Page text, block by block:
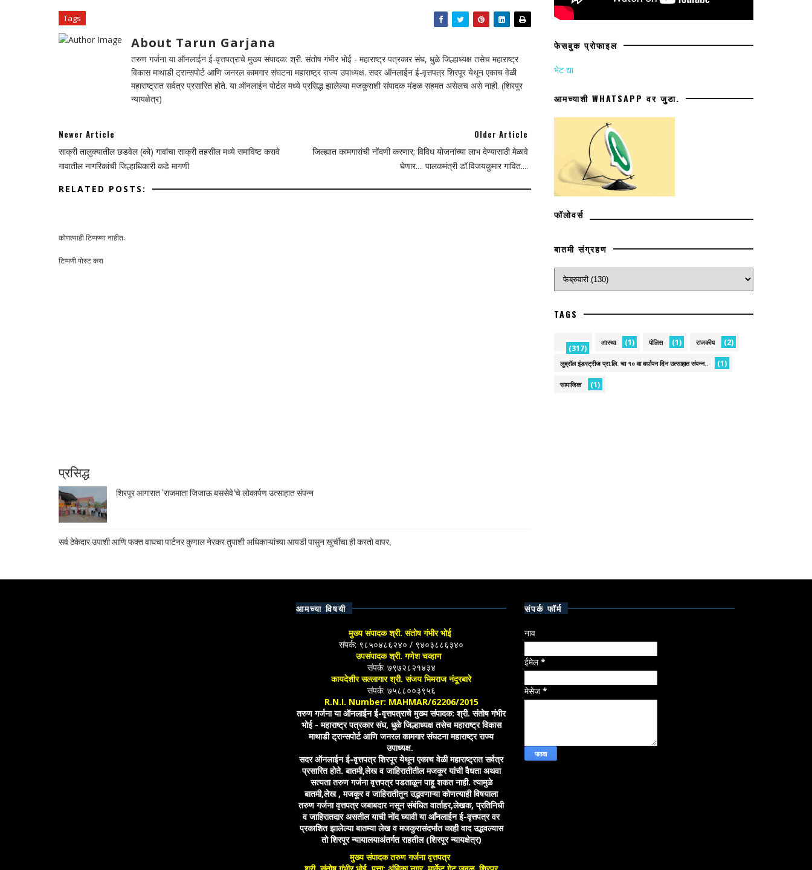
Tags
About Tarun Garjana
तरुण गर्जना या ऑनलाईन ई-वृत्तपत्राचे मुख्य संपादक: श्री. संतोष गंभीर भोई - महाराष्ट्र पत्रकार संघ, धुळे जिल्हाध्यक्ष तसेच महाराष्ट्र
विकास माथाडी ट्रान्सपोर्ट आणि जनरल कामगार संघटना महाराष्ट्र राज्य उपाध्यक्ष. सदर ऑनलाईन ई-वृत्तपत्र शिरपूर येथून एकाच वेळी
महाराष्ट्रात सर्वत्र प्रसारित होते. या ऑनलाईन पोर्टल मध्ये प्रसिद्ध झालेल्या मजकुराशी संपादक मंडळ सहमत असेलच असे नाही. (शिरपूर
न्यायक्षेत्र)
Newer Article
साक्री तालुक्यातील छडवेल (को) गावांचा साक्री तहसील मध्ये समाविष्ट करावे
गावातील नागरिकांची जिल्हाधिकारी कडे मागणी
Older Article
जिल्ह्यात कामगारांची नोंदणी करणार; विविध योजनांच्या लाभ देण्यासाठी मेळावे
घेणार.... पालकमंत्री डॉ.विजयकुमार गावित....
RELATED POSTS:
कोणत्याही टिप्पण्‍या नाहीत:
टिप्पणी पोस्ट करा
प्रसिद्ध
शिरपूर आगारात ‘राजमाता जिजाऊ बससेवे’चे लोकार्पण उत्साहात संपन्न
सर्व ठेकेदार उपाशी आणि फक्त वाघचा पार्टनर कुणाल नेरकर तुपाशी अधिकाऱ्यांच्या आयडी पासुन खुर्चीचा ही करतो वापर,
फेसबुक प्रोफाइल
भेट द्या
आमच्याशी WHATSAPP वर जुडा.
फॉलोवर्स
बातमी संग्रहण
TAGS
(317)
आस्था (1) पोलिस (1) राजकीय (2)
लुब्रॉल इंडस्ट्रीज प्रा.लि. चा १० वा वर्धापन दिन उत्साहात संपन्न.. (1)
सामाजिक (1)
आमच्या विषयी
मुख्य संपादक श्री. संतोष गंभीर भोई
संपर्क: ९८५०४८६२४० / ९४०३८८६३४०
उपसंपादक श्री. गणेश चव्हाण
संपर्क: ७९७२८२१४३४
कायदेशीर सल्लागार श्री. संजय भिमराज नंदूरबारे
संपर्क: ७५८८००३९५६
R.N.I. Number: MAHMAR/62206/2015
तरुण गर्जना या ऑनलाईन ई-वृत्तपत्राचे मुख्य संपादक: श्री. संतोष गंभीर
भोई - महाराष्ट्र पत्रकार संघ, धुळे जिल्हाध्यक्ष तसेच महाराष्ट्र विकास
माथाडी ट्रान्सपोर्ट आणि जनरल कामगार संघटना महाराष्ट्र राज्य
उपाध्यक्ष.
सदर ऑनलाईन ई-वृत्तपत्र शिरपूर येथून एकाच वेळी महाराष्ट्रात सर्वत्र
प्रसारित होते. बातमी,लेख व जाहिरातीतील मजकूर यांची वैधता अथवा
सत्यता तरुण गर्जना वृत्तपत्र पडताळून पाहू शकत नाही. त्यामुळे
बातमी,लेख , मजकूर व जाहिरातीतून उद्भवणाऱ्या कोणत्याही विषयाला
तरुण गर्जना वृत्तपत्र जबाबदार नसून संबंधित वार्ताहर,लेखक, प्रतिनिधी
व जाहिरातदार असतील याची नोंद घ्यावी या आँनलाईन ई-वृत्तपत्र वर
प्रकाशित झालेल्या बातम्या लेख व मजकुरासंदर्भात काही वाद उद्भवल्यास
तो शिरपूर न्यायालयाअंतर्गत राहतील (शिरपूर न्यायक्षेत्र)
मुख्य संपादक तरुण गर्जना वृत्तपत्र
संपर्क फॉर्म
नाव
ईमेल*
मेसेज *